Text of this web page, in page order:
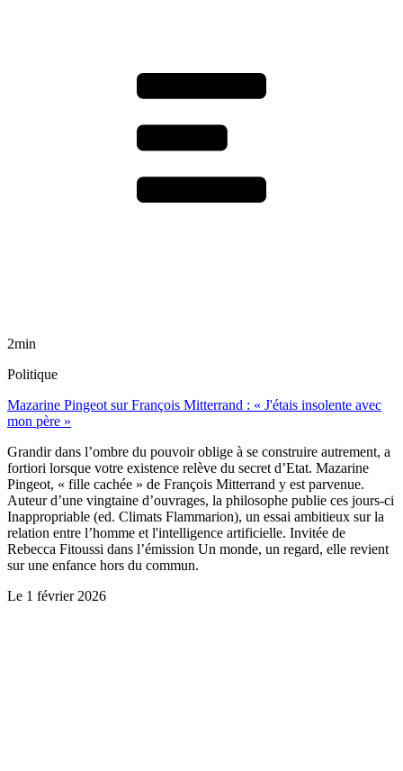
2min
Politique
Mazarine Pingeot sur François Mitterrand : « J'étais insolente avec
mon père »
Grandir dans l’ombre du pouvoir oblige à se construire autrement, a
fortiori lorsque votre existence relève du secret d’Etat. Mazarine
Pingeot, « fille cachée » de François Mitterrand y est parvenue.
Auteur d’une vingtaine d’ouvrages, la philosophe publie ces jours-ci
Inappropriable (ed. Climats Flammarion), un essai ambitieux sur la
relation entre l’homme et l'intelligence artificielle. Invitée de
Rebecca Fitoussi dans l’émission Un monde, un regard, elle revient
sur une enfance hors du commun.
Le 1 février 2026